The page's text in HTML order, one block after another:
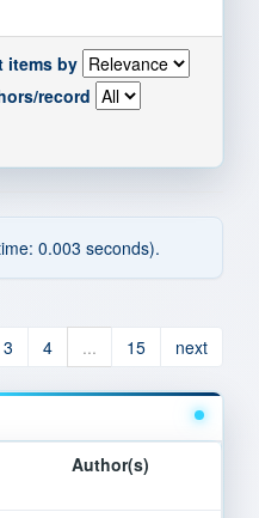
items by
record
0.003 seconds).
3 4 ... 15 next
Author(s)